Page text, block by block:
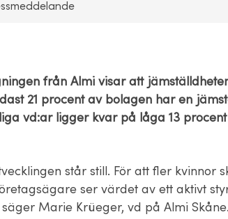
från Almi visar att
21 procent av bolagen har en
vd:ar ligger kvar på låga 13
står still. För att fler kvinnor
ser värdet av ett aktivt
Marie Krüeger, vd på Almi Skåne.